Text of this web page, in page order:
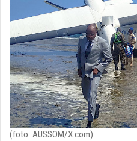
(foto: AUSSOM/X.com)